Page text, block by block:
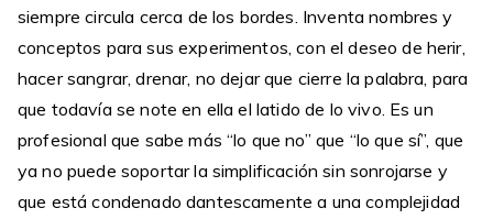
siempre circula cerca de los bordes. Inventa nombres y
conceptos para sus experimentos, con el deseo de herir,
hacer sangrar, drenar, no dejar que cierre la palabra, para
que todavía se note en ella el latido de lo vivo. Es un
profesional que sabe más “lo que no” que “lo que sí”, que
ya no puede soportar la simplificación sin sonrojarse y
que está condenado dantescamente a una complejidad